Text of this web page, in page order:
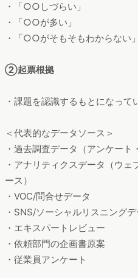
・「○○しづらい」
・「○○が多い」
・「○○がそもそもわからない」
②起票根拠
・課題を認識するもとになって
＜代表的なデータソース＞
・過去調査データ（アンケート
・アナリティクスデータ（ウ
ース）
・VOC/問合せデータ
・SNS/ソーシャルリスニングデ
・エキスパートレビュー
・依頼部門の企画書原案
・従業員アンケート